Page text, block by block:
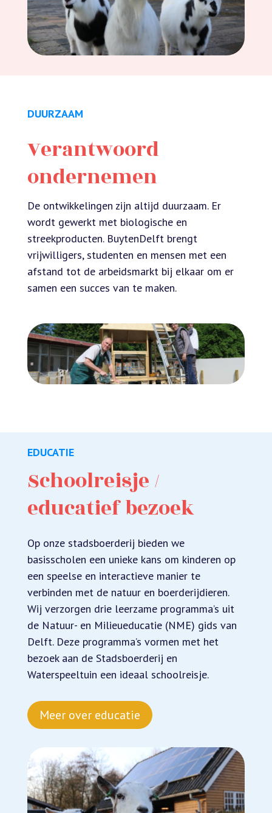
DUURZAAM
Verantwoord
ondernemen
De ontwikkelingen zijn altijd duurzaam. Er
wordt gewerkt met biologische en
streekproducten. BuytenDelft brengt
vrijwilligers, studenten en mensen met een
afstand tot de arbeidsmarkt bij elkaar om er
samen een succes van te maken.
EDUCATIE
Schoolreisje /
educatief bezoek
Op onze stadsboerderij bieden we
basisscholen een unieke kans om kinderen op
een speelse en interactieve manier te
verbinden met de natuur en boerderijdieren.
Wij verzorgen drie leerzame programma’s uit
de Natuur- en Milieueducatie (NME) gids van
Delft. Deze programma’s vormen met het
bezoek aan de Stadsboerderij en
Waterspeeltuin een ideaal schoolreisje.
Meer over educatie